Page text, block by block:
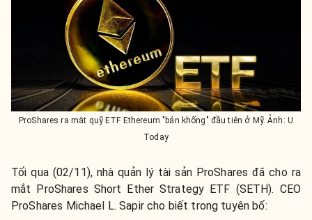
ProShares ra mắt quỹ ETF Ethereum "bán khống" đầu tiên ở Mỹ. Ảnh: U
Today
Tối qua (02/11), nhà quản lý tài sản ProShares đã cho ra
mắt ProShares Short Ether Strategy ETF (SETH). CEO
ProShares Michael L. Sapir cho biết trong tuyên bố: